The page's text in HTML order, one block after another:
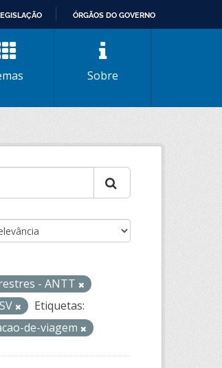
ÓRGÃOS DO GOVERNO
Sobre
- ANTT
Etiquetas:
de-viagem